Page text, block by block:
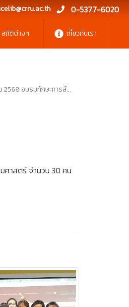
0-5377-6020
สถิติต่างๆ เกี่ยวกับเรา
2568 อบรมทักษะการสื...
ศาสตร์ จำนวน 30 คน